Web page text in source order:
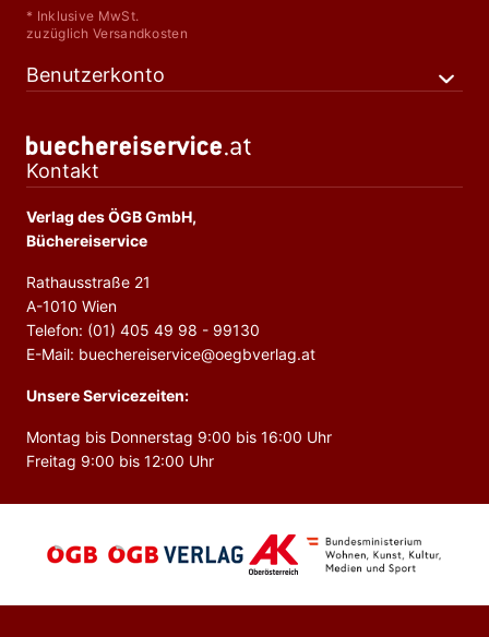
* Inklusive MwSt.
zuzüglich Versandkosten
Benutzerkonto
Kontakt
Verlag des ÖGB GmbH,
Büchereiservice
Rathausstraße 21
A-1010 Wien
Telefon: (01) 405 49 98 - 99130
E-Mail: buechereiservice@oegbverlag.at
Unsere Servicezeiten:
Montag bis Donnerstag 9:00 bis 16:00 Uhr
Freitag 9:00 bis 12:00 Uhr